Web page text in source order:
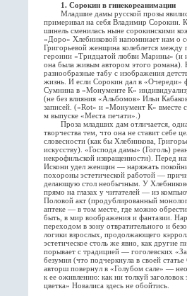
1. Сорокин в гинекореанимации
Младшие дамы русской прозы явились
примеривал на себя Владимир Сорокин.
шинель сменилась ныне сорокинскими
«Доро» Хлебниковой напоминает нам о
Григорьевой женщина колеблется между
героини «Тридцатой любви Марины» (и
она была живым автором этого романа).
разнообразные табу с изображения
жизнь. И если Сорокин дал в «Очереди»
Сумнина в «Монументе К»
(не без влияния «Альбомов» Ильи
записей. («Rot» и «Монумент К» вместе
м выпуске «Места печати».)
Проза младших дам отличается,
творчества тем, что она не ставит себе
словесности (как бы Хлебникова,
искусству). «Господа дамы» (Гоголь)
некрофильской извращенности). Перед
Искони удел женщин — наряжать
похороны эстетической работой —
делающую стол необычным. У
прямо на глазах у читателей — из
Половой акт (продублированный
аптеке — в том месте, где можно
быть, в мир воображения и фантазии.
переходом в зону отвратительного и
логики взрослых, продолжающего
эстетическое столь же явно, как другие
порывает с традицией — гоголевских
безумия (что подчеркнула в своей
авторш повернул в «Голубом сале» —
к ее оживлению: как ни толкуй
цветка» Новалиса здесь не обойтись.